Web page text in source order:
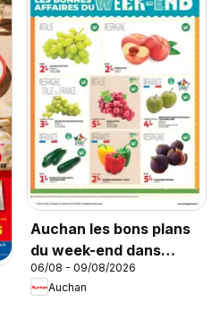
Auchan les bons plans
du week-end dans
votre hyper
06/08 - 09/08/2026
Auchan